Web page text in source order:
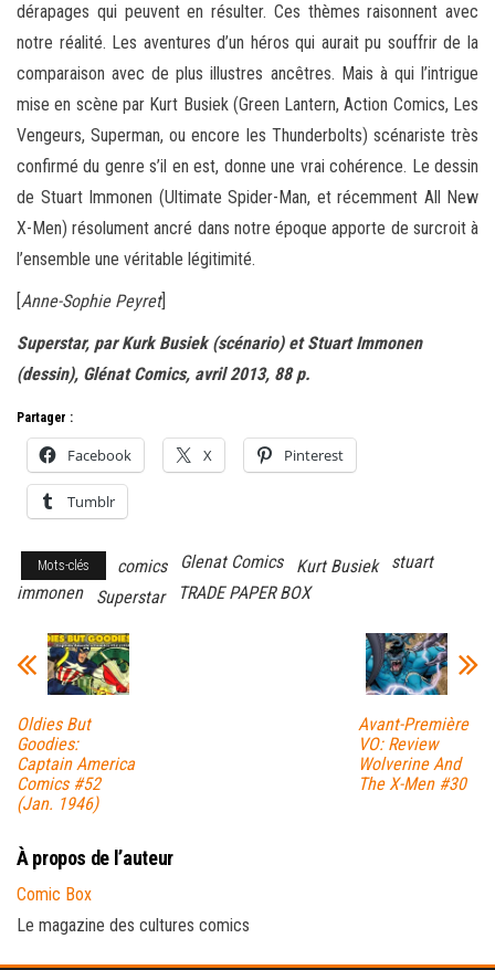
dérapages qui peuvent en résulter. Ces thèmes raisonnent avec
notre réalité. Les aventures d’un héros qui aurait pu souffrir de la
comparaison avec de plus illustres ancêtres. Mais à qui l’intrigue
mise en scène par Kurt Busiek (Green Lantern, Action Comics, Les
Vengeurs, Superman, ou encore les Thunderbolts) scénariste très
confirmé du genre s’il en est, donne une vrai cohérence. Le dessin
de Stuart Immonen (Ultimate Spider-Man, et récemment All New
X-Men) résolument ancré dans notre époque apporte de surcroit à
l’ensemble une véritable légitimité.
[Anne-Sophie Peyret]
Superstar, par Kurk Busiek (scénario) et Stuart Immonen
(dessin), Glénat Comics, avril 2013, 88 p.
Partager :
Facebook X Pinterest
Tumblr
Mots-clés comics Glenat Comics Kurt Busiek
stuart
immonen
Superstar TRADE PAPER BOX
Oldies But
Goodies:
Captain America
Comics #52
(Jan. 1946)
Avant-Première
VO: Review
Wolverine And
The X-Men #30
À propos de l’auteur
Comic Box
Le magazine des cultures comics